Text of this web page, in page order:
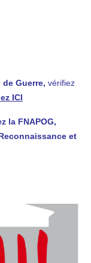
Guerre, vérifiez
ICI
la FNAPOG,
et